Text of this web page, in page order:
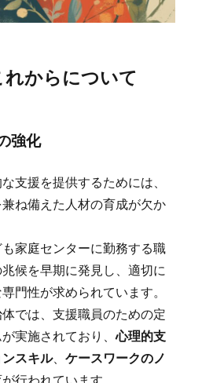
からについて
強化
支援を提供するためには、
ね備えた人材の育成が欠か
家庭センターに勤務する職
候を早期に発見し、適切に
門性が求められています。
では、支援職員のための定
実施されており、心理的支
スキル、ケースワークのノ